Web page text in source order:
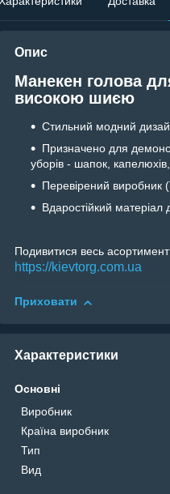
Опис
Манекен голова
високою шиєю
Стильний модний
Призначено для
уборів - шапок,
Перевірений виробник
Вдаростійкий матеріал
Подивитися весь
https://kievtorg.com.ua
Приховати
Характеристики
Основні
Виробник
Країна виробник
Тип
Вид